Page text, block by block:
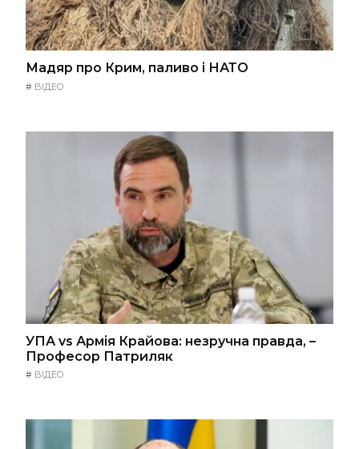
Мадяр про Крим, паливо і НАТО
# ВІДЕО
УПА vs Армія Крайова: незручна правда, –
Професор Патриляк
# ВІДЕО